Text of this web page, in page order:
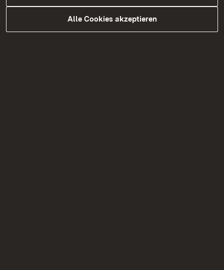
Diese Radwegeverbindung ist Bestandteil des
RadNETZ BW.Alle Cookies akzeptieren